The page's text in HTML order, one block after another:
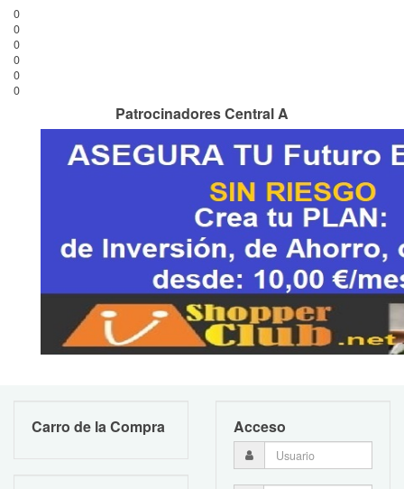
0
0
0
0
0
0
Patrocinadores Central A
Carro de la Compra Acceso